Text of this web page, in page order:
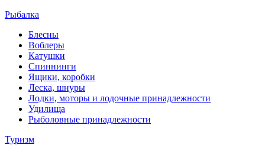
Рыбалка
Блесны
Воблеры
Катушки
Спиннинги
Ящики, коробки
Леска, шнуры
Лодки, моторы и лодочные принадлежности
Удилища
Рыболовные принадлежности
Туризм